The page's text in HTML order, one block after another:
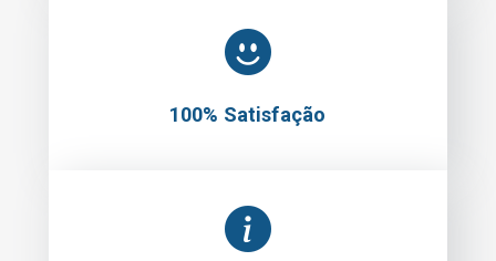
100% Satisfação